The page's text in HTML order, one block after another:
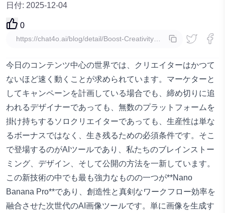
日付: 2025-12-04
0
コピー
今日のコンテンツ中心の世界では、クリエイターはかつて
ないほど速く動くことが求められています。マーケターと
してキャンペーンを計画している場合でも、締め切りに追
われるデザイナーであっても、無数のプラットフォームを
掛け持ちするソロクリエイターであっても、生産性は単な
るボーナスではなく、生き残るための必須条件です。そこ
で登場するのがAIツールであり、私たちのブレインストー
ミング、デザイン、そして公開の方法を一新しています。
この新技術の中でも最も強力なものの一つが**Nano
Banana Pro**であり、創造性と真剣なワークフロー効率を
融合させた次世代のAI画像ツールです。単に画像を生成す